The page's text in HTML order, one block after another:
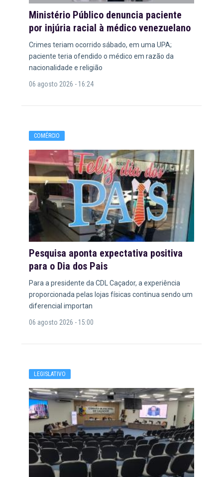
Ministério Público denuncia paciente
por injúria racial à médico venezuelano
Crimes teriam ocorrido sábado, em uma UPA;
paciente teria ofendido o médico em razão da
nacionalidade e religião
06 agosto 2026 - 16:24
COMÉRCIO
Pesquisa aponta expectativa positiva
para o Dia dos Pais
Para a presidente da CDL Caçador, a experiência
proporcionada pelas lojas físicas continua sendo um
diferencial importan
06 agosto 2026 - 15:00
LEGISLATIVO